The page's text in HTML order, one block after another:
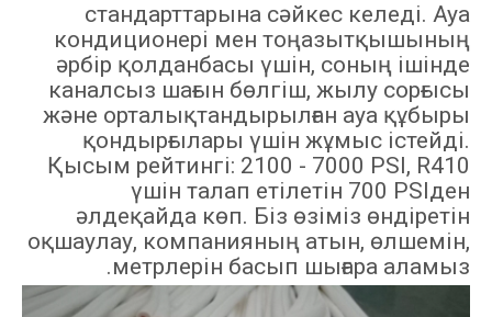
стандарттарына сәйкес келеді. Ауа
кондиционері мен тоңазытқышының
әрбір қолданбасы үшін, соның ішінде
каналсыз шағын бөлгіш, жылу сорғысы
және орталықтандырылған ауа құбыры
қондырғылары үшін жұмыс істейді.
Қысым рейтингі: 2100 - 7000 PSI, R410
үшін талап етілетін 700 PSIден
әлдеқайда көп. Біз өзіміз өндіретін
оқшаулау, компанияның атын, өлшемін,
метрлерін басып шығара аламыз.